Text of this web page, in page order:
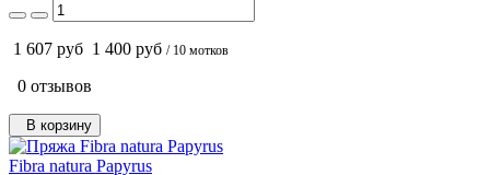
1 607 руб 1 400 руб / 10 мотков
0 отзывов
В корзину
Fibra natura Papyrus